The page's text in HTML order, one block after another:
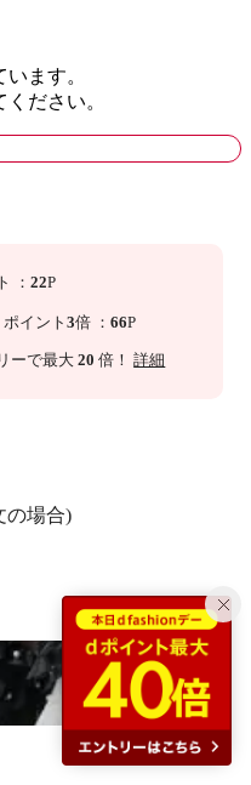
ます。
ださい。
：22P
ポイント3倍 ：66P
ーで最大 20 倍！詳細
の場合)